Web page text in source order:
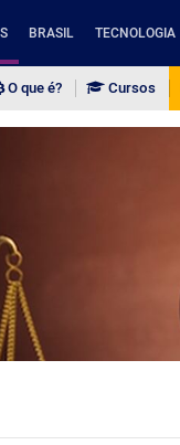
BRASIL TECNOLOGIA
O que é? Cursos